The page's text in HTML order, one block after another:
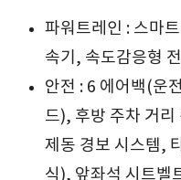
파워트레인 : 스마
속기, 속도감응형
안전 : 6 에어백(운
드), 후방 주차 거
제동 경보 시스템,
식), 앞좌석 시트벨